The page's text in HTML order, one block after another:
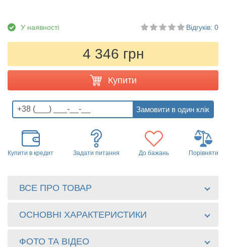
У наявності Відгуків: 0
4 346 грн
Купити
Купити в кредит Задати питання До бажань Порівняти
ВСЕ ПРО ТОВАР
ОСНОВНІ ХАРАКТЕРИСТИКИ
ФОТО ТА ВІДЕО